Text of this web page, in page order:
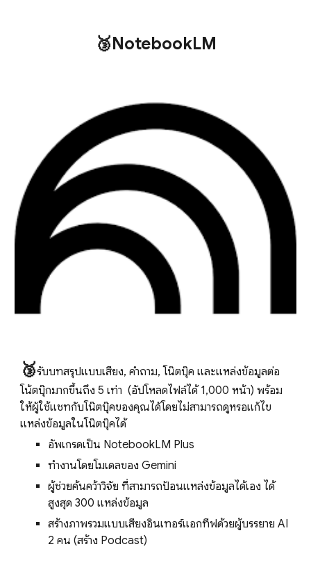
🥉NotebookLM
🥉รับบทสรุปแบบเสียง, คำถาม, โน๊ตบุ๊ค และแหล่งข้อมูลต่อ
โน้ตบุ๊กมากขึ้นถึง 5 เท่า (อัปโหลดไฟล์ได้ 1,000 หน้า) พร้อม
ให้ผู้ใช้แชทกับโน๊ตบุ๊คของคุณได้โดยไม่สามารถดูหรือแก้ไข
แหล่งข้อมูลในโน๊ตบุ๊คได้
อัพเกรดเป็น NotebookLM Plus
ทำงานโดยโมเดลของ Gemini
ผู้ช่วยค้นคว้าวิจัย ที่สามารถป้อนแหล่งข้อมูลได้เอง ได้
สูงสุด 300 แหล่งข้อมูล
สร้างภาพรวมแบบเสียงอินเทอร์แอกทีฟด้วยผู้บรรยาย AI
2 คน (สร้าง Podcast)